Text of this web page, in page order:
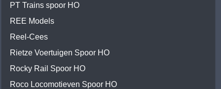
PT Trains spoor HO
REE Models
Reel-Cees
Rietze Voertuigen Spoor HO
Rocky Rail Spoor HO
Roco Locomotieven Spoor HO